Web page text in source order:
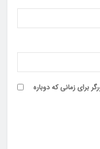
برای زمانی که دوباره